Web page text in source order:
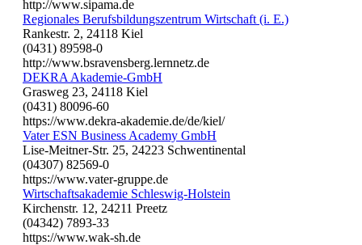
http://www.sipama.de
Regionales Berufsbildungszentrum Wirtschaft (i. E.)
Rankestr. 2, 24118 Kiel
(0431) 89598-0
http://www.bsravensberg.lernnetz.de
DEKRA Akademie-GmbH
Grasweg 23, 24118 Kiel
(0431) 80096-60
https://www.dekra-akademie.de/de/kiel/
Vater ESN Business Academy GmbH
Lise-Meitner-Str. 25, 24223 Schwentinental
(04307) 82569-0
https://www.vater-gruppe.de
Wirtschaftsakademie Schleswig-Holstein
Kirchenstr. 12, 24211 Preetz
(04342) 7893-33
https://www.wak-sh.de